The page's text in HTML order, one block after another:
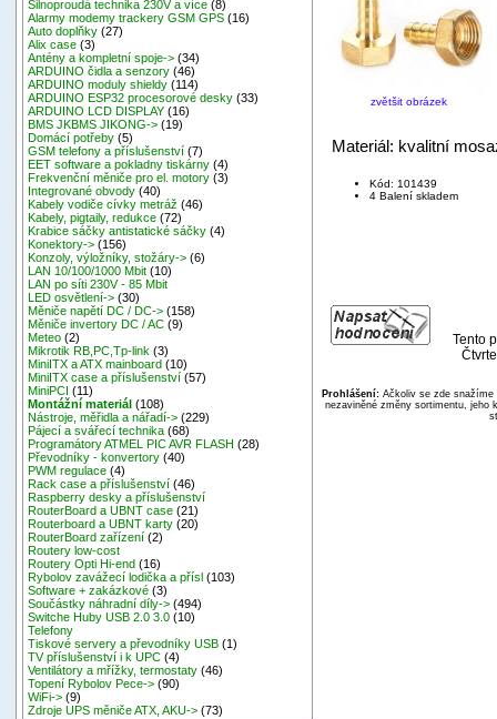
Silnoproudá technika 230V a více (8)
Alarmy modemy trackery GSM GPS (16)
Auto doplňky (27)
Alix case (3)
Antény a kompletní spoje-> (34)
ARDUINO čidla a senzory (46)
ARDUINO moduly shieldy (114)
ARDUINO ESP32 procesorové desky (33)
ARDUINO LCD DISPLAY (16)
BMS JKBMS JIKONG-> (19)
Domácí potřeby (5)
GSM telefony a příslušenství (7)
EET software a pokladny tiskárny (4)
Frekvenční měniče pro el. motory (3)
Integrované obvody (40)
Kabely vodiče cívky metráž (46)
Kabely, pigtaily, redukce (72)
Krabice sáčky antistatické sáčky (4)
Konektory-> (156)
Konzoly, výložníky, stožáry-> (6)
LAN 10/100/1000 Mbit (10)
LAN po síti 230V - 85 Mbit
LED osvětlení-> (30)
Měniče napětí DC / DC-> (158)
Měniče invertory DC / AC (9)
Meteo (2)
Mikrotik RB,PC,Tp-link (3)
MiniITX a ATX mainboard (10)
MiniITX case a příslušenství (57)
MiniPCI (11)
Montážní materiál (108)
Nástroje, měřidla a nářadí-> (229)
Pájecí a svářecí technika (68)
Programátory ATMEL PIC AVR FLASH (28)
Převodníky - konvertory (40)
PWM regulace (4)
Rack case a příslušenství (46)
Raspberry desky a příslušenství
RouterBoard a UBNT case (21)
Routerboard a UBNT karty (20)
RouterBoard zařízení (2)
Routery low-cost
Routery Opti Hi-end (16)
Rybolov zavážecí lodička a přísl (103)
Software + zakázkové (3)
Součástky náhradní díly-> (494)
Switche Huby USB 2.0 3.0 (10)
Telefony
Tiskové servery a převodníky USB (1)
TV příslušenství i k UPC (4)
Ventilátory a mřížky, termostaty (46)
Topení Rybolov Pece-> (90)
WiFi-> (9)
Zdroje UPS měniče ATX, AKU-> (73)
zvětšit obrázek
Materiál: kvalitní
Kód: 101439
4 Balení skladem
Tento
Prohlášení:Ačkoliv se zde snažíme
nezaviněné změny sortimentu, jeho